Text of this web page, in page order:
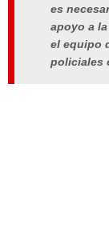
es
apoyo a
el equipo
policiales